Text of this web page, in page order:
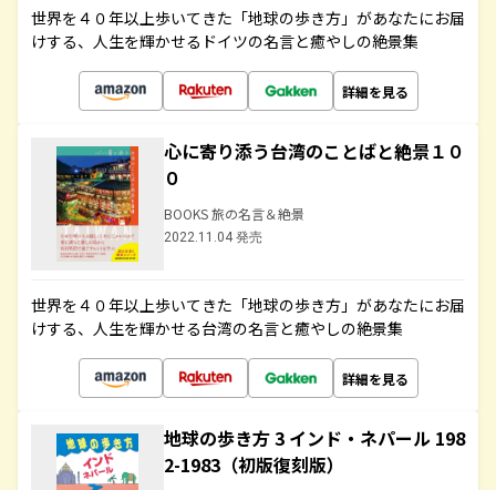
世界を４０年以上歩いてきた「地球の歩き方」があなたにお届
けする、人生を輝かせるドイツの名言と癒やしの絶景集
詳細を見る
心に寄り添う台湾のことばと絶景１０
０
BOOKS 旅の名言＆絶景
2022.11.04 発売
世界を４０年以上歩いてきた「地球の歩き方」があなたにお届
けする、人生を輝かせる台湾の名言と癒やしの絶景集
詳細を見る
地球の歩き方 3 インド・ネパール 198
2-1983（初版復刻版）